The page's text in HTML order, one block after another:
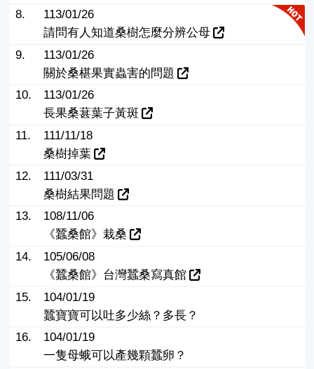
8.
113/01/26
請問有人知道桑樹怎麼分辨公母
9.
113/01/26
關於桑椹果實蟲害的問題
10.
113/01/26
長果桑葚葉子黃斑
11.
111/11/18
桑樹掉葉
12.
111/03/31
桑樹結果問題
13.
108/11/06
《蠶桑館》栽桑
14.
105/06/08
《蠶桑館》台灣蠶桑寫真館
15.
104/01/19
蠶寶寶可以吐多少絲？多長？
16.
104/01/19
一隻母蛾可以產幾顆蠶卵？